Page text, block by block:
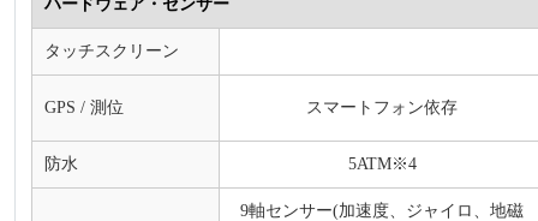
ハードウェア・センサー
タッチスクリーン
GPS / 測位 スマートフォン依存
防水 5ATM※4
9軸センサー(加速度、ジャイロ、地磁